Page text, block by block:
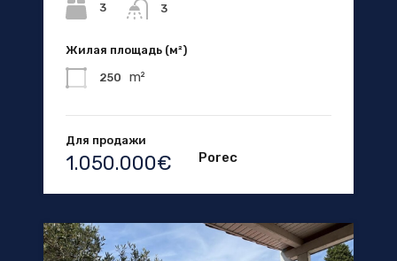
3 3
Жилая площадь (м²)
250 m²
Для продажи
1.050.000€ Porec